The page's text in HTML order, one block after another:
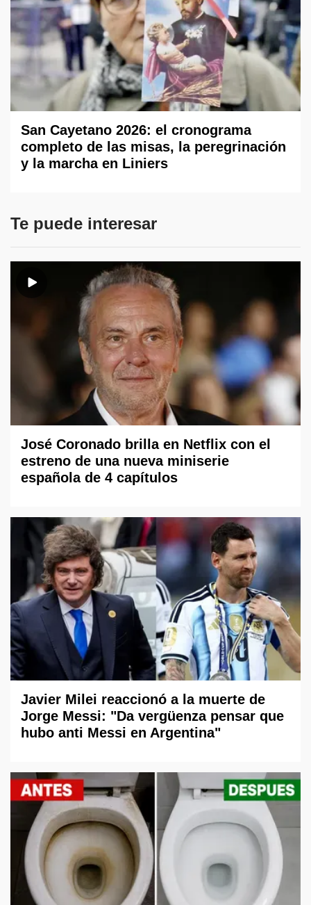
San Cayetano 2026: el cronograma
completo de las misas, la peregrinación
y la marcha en Liniers
Te puede interesar
José Coronado brilla en Netflix con el
estreno de una nueva miniserie
española de 4 capítulos
Javier Milei reaccionó a la muerte de
Jorge Messi: "Da vergüenza pensar que
hubo anti Messi en Argentina"